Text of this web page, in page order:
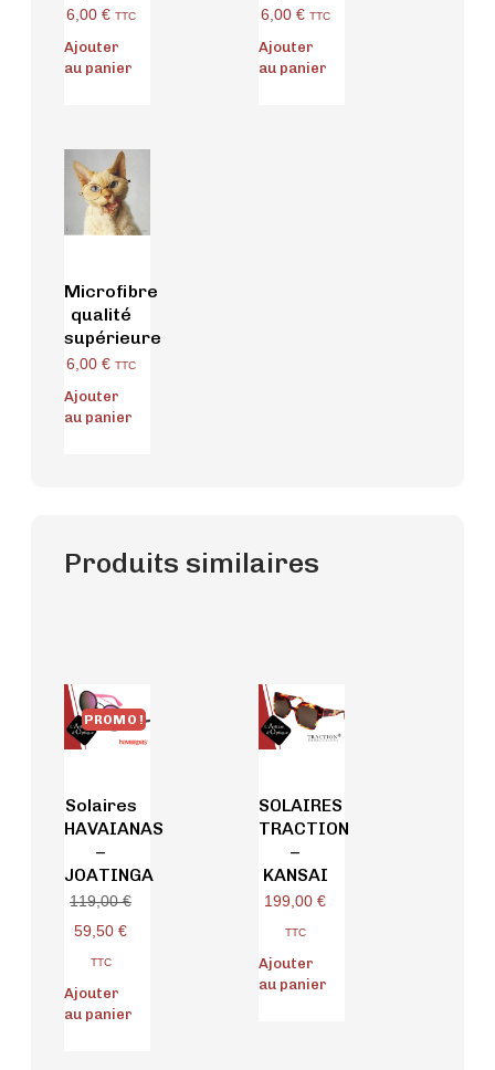
6,00 € TTC
Ajouter
au panier
6,00 € TTC
Ajouter
au panier
Microfibre
qualité
supérieure
6,00 € TTC
Ajouter
au panier
Produits similaires
PROMO !
Solaires
HAVAIANAS
–
JOATINGA
119,00€
59,50 €
TTC
Ajouter
au panier
SOLAIRES
TRACTION
–
KANSAI
199,00 €
TTC
Ajouter
au panier